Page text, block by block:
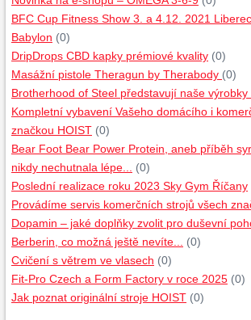
BFC Cup Fitness Show 3. a 4.12. 2021
Babylon (0)
DripDrops CBD kapky prémiové kvality (0)
Masážní pistole Theragun by Therabody (0)
Brotherhood of Steel představují naše výrobky
Kompletní vybavení Vašeho domácího i
značkou HOIST (0)
Bear Foot Bear Power Protein, aneb příběh
nikdy nechutnala lépe...
(0)
Poslední realizace roku 2023 Sky Gym Říčany
Provádíme servis komerčních strojů všech
Dopamin – jaké doplňky zvolit pro duševní
Berberin, co možná ještě nevíte...
(0)
Cvičení s větrem ve vlasech (0)
Fit-Pro Czech a Form Factory v roce 2025 (0)
Jak poznat originální stroje HOIST (0)